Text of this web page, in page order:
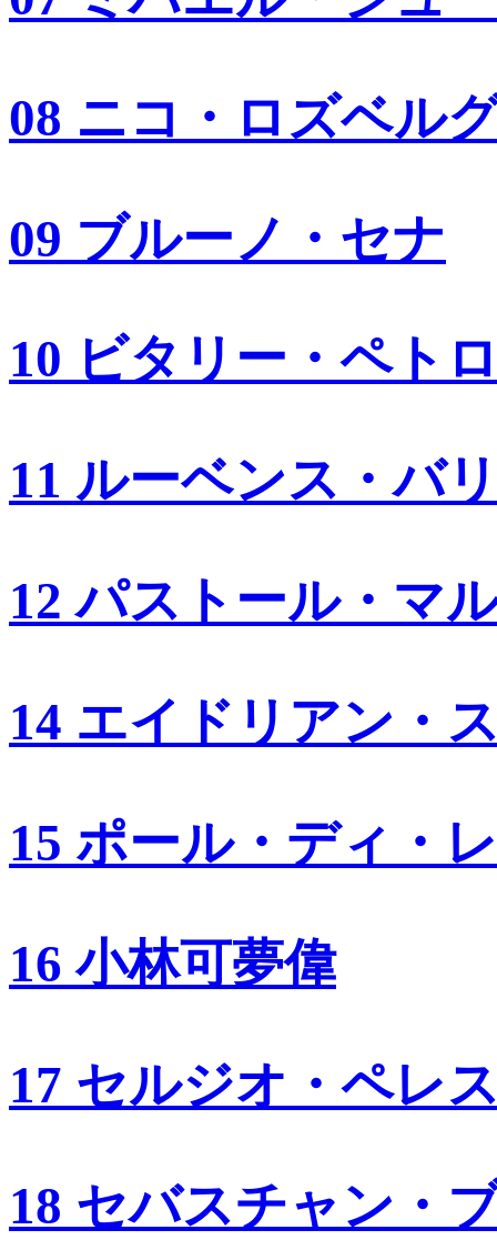
08 ニコ・ロズベル
09 ブルーノ・セナ
10 ビタリー・ペト
11 ルーベンス・バ
12 パストール・マ
14 エイドリアン・
15 ポール・ディ・
16 小林可夢偉
17 セルジオ・ペレ
18 セバスチャン・